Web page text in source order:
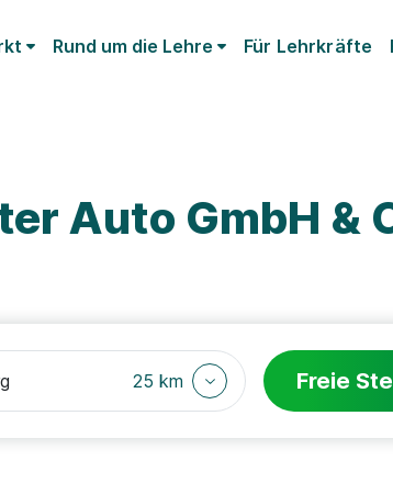
Rund um die Lehre Für Lehrkräfte
Auto GmbH &
25 km Freie